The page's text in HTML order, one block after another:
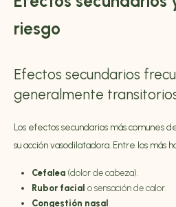
riesgo
Efectos secundarios
generalmente
Los efectos secundarios más comunes
su acción vasodilatadora. Entre los más
Cefalea (dolor de cabeza).
Rubor facial o sensación de calor.
Congestión nasal .